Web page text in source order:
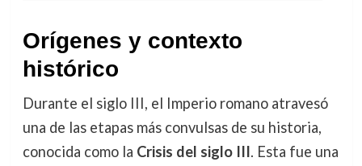
Orígenes y contexto
histórico
Durante el siglo III, el Imperio romano atravesó
una de las etapas más convulsas de su historia,
conocida como la Crisis del siglo III. Esta fue una